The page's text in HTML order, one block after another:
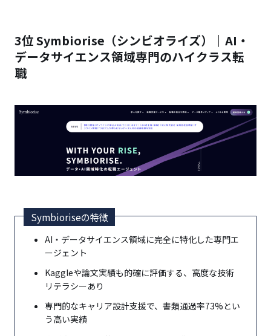
3位 Symbiorise（シンビオライズ）｜AI・
データサイエンス領域専門のハイクラス転
職
Symbioriseの特徴
AI・データサイエンス領域に完全に特化した専門エ
ージェント
Kaggleや論文実績も的確に評価する、高度な技術
リテラシーあり
専門的なキャリア設計支援で、書類通過率73%とい
う高い実績